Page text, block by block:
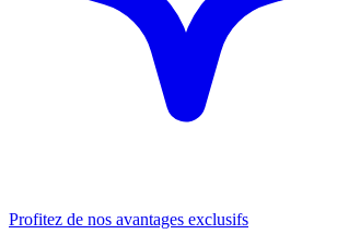
Profitez de nos avantages exclusifs